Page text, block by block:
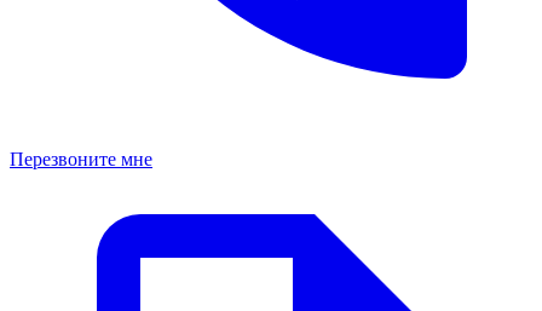
Перезвоните мне